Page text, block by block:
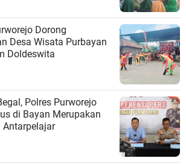
Dorong
Desa Wisata Purbayan
Doldeswita
Polres Purworejo
di Bayan Merupakan
Antarpelajar